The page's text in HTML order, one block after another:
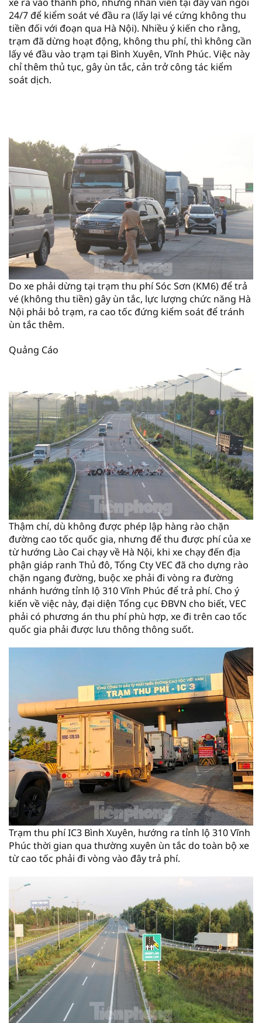
24/7 để kiểm soát vé đầu ra (lấy lại vé cứng không thu
tiền đối với đoạn qua Hà Nội). Nhiều ý kiến cho rằng,
trạm đã dừng hoạt động, không thu phí, thì không cần
lấy vé đầu vào trạm tại Bình Xuyên, Vĩnh Phúc. Việc này
chỉ thêm thủ tục, gây ùn tắc, cản trở công tác kiểm
soát dịch.
Do xe phải dừng tại trạm thu phí Sóc Sơn (KM6) để trả
vé (không thu tiền) gây ùn tắc, lực lượng chức năng Hà
Nội phải bỏ trạm, ra cao tốc đứng kiểm soát để tránh
ùn tắc thêm.
Quảng Cáo
Thậm chí, dù không được phép lập hàng rào chặn
đường cao tốc quốc gia, nhưng để thu được phí của xe
từ hướng Lào Cai chạy về Hà Nội, khi xe chạy đến địa
phận giáp ranh Thủ đô, Tổng Cty VEC đã cho dựng rào
chặn ngang đường, buộc xe phải đi vòng ra đường
nhánh hướng tỉnh lộ 310 Vĩnh Phúc để trả phí. Cho ý
kiến về việc này, đại diện Tổng cục ĐBVN cho biết, VEC
phải có phương án thu phí phù hợp, xe đi trên cao tốc
quốc gia phải được lưu thông thông suốt.
Trạm thu phí IC3 Bình Xuyên, hướng ra tỉnh lộ 310 Vĩnh
Phúc thời gian qua thường xuyên ùn tắc do toàn bộ xe
từ cao tốc phải đi vòng vào đây trả phí.